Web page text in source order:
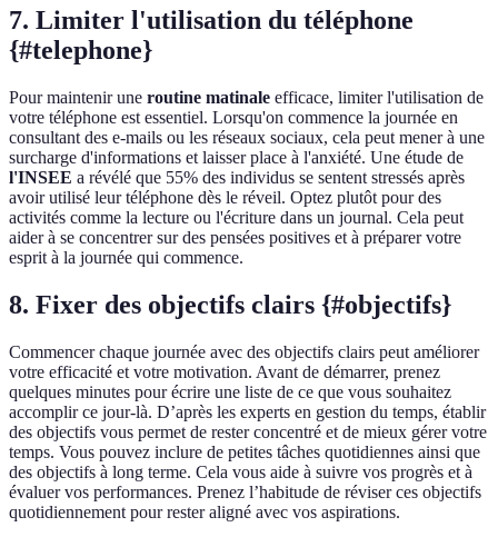
7. Limiter l'utilisation du téléphone
{#telephone}
Pour maintenir une routine matinale efficace, limiter l'utilisation de
votre téléphone est essentiel. Lorsqu'on commence la journée en
consultant des e-mails ou les réseaux sociaux, cela peut mener à une
surcharge d'informations et laisser place à l'anxiété. Une étude de
l'INSEE a révélé que 55% des individus se sentent stressés après
avoir utilisé leur téléphone dès le réveil. Optez plutôt pour des
activités comme la lecture ou l'écriture dans un journal. Cela peut
aider à se concentrer sur des pensées positives et à préparer votre
esprit à la journée qui commence.
8. Fixer des objectifs clairs {#objectifs}
Commencer chaque journée avec des objectifs clairs peut améliorer
votre efficacité et votre motivation. Avant de démarrer, prenez
quelques minutes pour écrire une liste de ce que vous souhaitez
accomplir ce jour-là. D’après les experts en gestion du temps, établir
des objectifs vous permet de rester concentré et de mieux gérer votre
temps. Vous pouvez inclure de petites tâches quotidiennes ainsi que
des objectifs à long terme. Cela vous aide à suivre vos progrès et à
évaluer vos performances. Prenez l’habitude de réviser ces objectifs
quotidiennement pour rester aligné avec vos aspirations.